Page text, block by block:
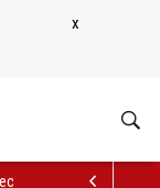
del Mercado San